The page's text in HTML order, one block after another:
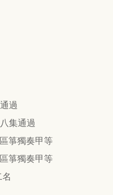
過
集通過
箏獨奏甲等
箏獨奏甲等